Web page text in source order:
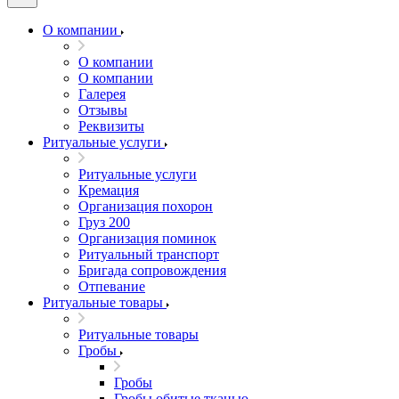
О компании
О компании
О компании
Галерея
Отзывы
Реквизиты
Ритуальные услуги
Ритуальные услуги
Кремация
Организация похорон
Груз 200
Организация поминок
Ритуальный транспорт
Бригада сопровождения
Отпевание
Ритуальные товары
Ритуальные товары
Гробы
Гробы